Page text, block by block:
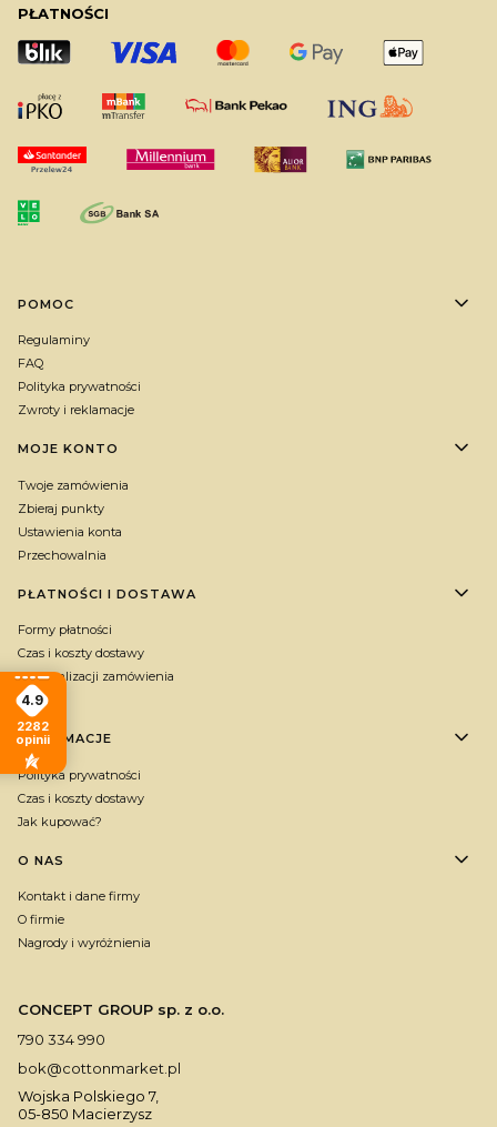
PŁATNOŚCI
Linki w stopce
POMOC
Regulaminy
FAQ
Polityka prywatności
Zwroty i reklamacje
MOJE KONTO
Twoje zamówienia
Zbieraj punkty
Ustawienia konta
Przechowalnia
PŁATNOŚCI I DOSTAWA
Formy płatności
Czas i koszty dostawy
Czas realizacji zamówienia
Gratis
INFORMACJE
Polityka prywatności
Czas i koszty dostawy
Jak kupować?
O NAS
Kontakt i dane firmy
O firmie
Nagrody i wyróżnienia
CONCEPT GROUP sp. z o.o.
790 334 990
bok@cottonmarket.pl
Wojska Polskiego 7,
05-850 Macierzysz
4.9
2282
opinii